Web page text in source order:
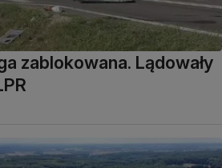
zablokowana. Lądowały